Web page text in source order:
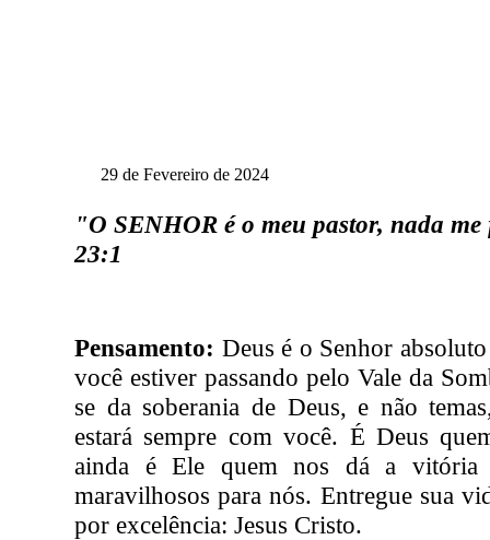
29 de Fevereiro de 2024
"O SENHOR é o meu pastor, nada
23:1
Pensamento: Deus é o Senhor
você estiver passando pelo Vale da
se da soberania de Deus, e não
estará sempre com você. É Deus
ainda é Ele quem nos dá a vitória
maravilhosos para nós. Entregue sua
por excelência: Jesus Cristo.